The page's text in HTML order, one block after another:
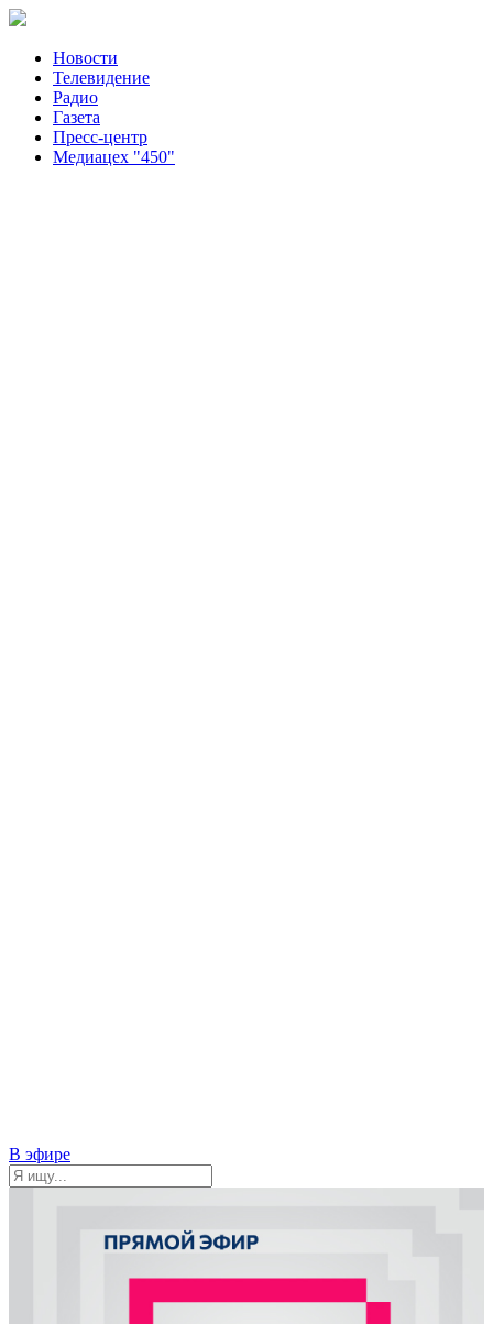
Новости
Телевидение
Радио
Газета
Пресс-центр
Медиацех "450"
В эфире